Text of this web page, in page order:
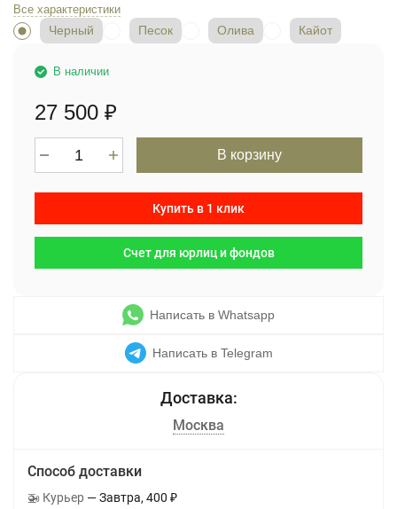
Все характеристики
Черный Песок Олива Кайот
В наличии
27 500 ₽
В корзину
Купить в 1 клик
Счет для юрлиц и фондов
Написать в Whatsapp
Написать в Telegram
Москва
Способ доставки
🚁 Курьер Завтра 400 ₽